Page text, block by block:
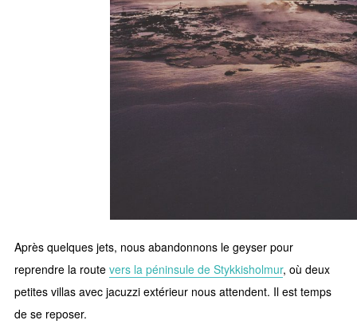
Après quelques jets, nous abandonnons le geyser pour
reprendre la route vers la péninsule de Stykkisholmur, où deux
petites villas avec jacuzzi extérieur nous attendent. Il est temps
de se reposer.